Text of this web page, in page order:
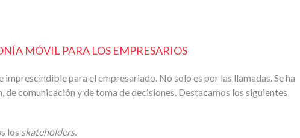
MÓVIL PARA LOS EMPRESARIOS
para el empresariado. No solo es por las llamadas. Se ha
comunicación y de toma de decisiones. Destacamos los siguientes
los skateholders.